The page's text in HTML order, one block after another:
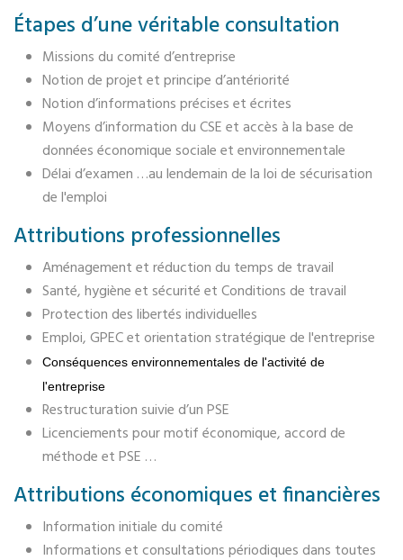
Étapes d’une véritable consultation
Missions du comité d’entreprise
Notion de projet et principe d’antériorité
Notion d’informations précises et écrites
Moyens d’information du CSE et accès à la base de
données économique sociale et environnementale
Délai d’examen …au lendemain de la loi de sécurisation
de l'emploi
Attributions professionnelles
Aménagement et réduction du temps de travail
Santé, hygiène et sécurité et Conditions de travail
Protection des libertés individuelles
Emploi, GPEC et orientation stratégique de l'entreprise
Conséquences environnementales de l'activité de
l'entreprise
Restructuration suivie d’un PSE
Licenciements pour motif économique, accord de
méthode et PSE …
Attributions économiques et financières
Information initiale du comité
Informations et consultations périodiques dans toutes